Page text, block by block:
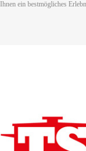
ein bestmögliches